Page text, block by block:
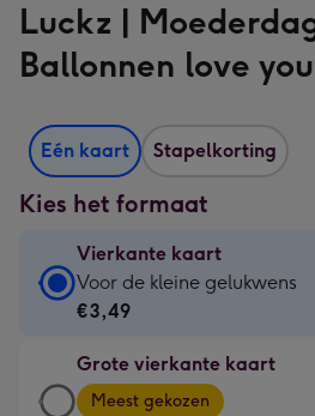
Luckz |
Ballonnen love you
Eén kaart Stapelkorting
Kies het formaat
Vierkante kaart
Vierkante
kaart
€3,49
-
Voor de kleine gelukwens
€3,49
Grote vierkante kaart
Grote
Meest gekozen